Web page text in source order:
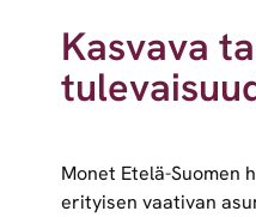
Kasvava
Monet Etelä-Suomen
erityisen vaativan